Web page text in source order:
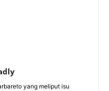
yang meliput isu